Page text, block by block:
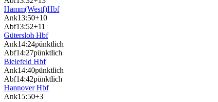
Hamm(Westf)Hbf
Ank13:50+10
Abf13:52+11
Gütersloh Hbf
Ank14:24pünktlich
Abf14:27pünktlich
Bielefeld Hbf
Ank14:40pünktlich
Abf14:42pünktlich
Hannover Hbf
Ank15:50+3